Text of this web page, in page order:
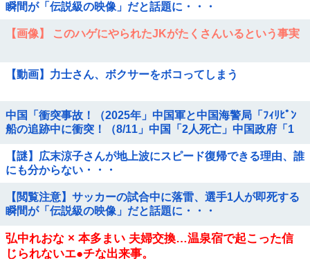
瞬間が「伝説級の映像」だと話題に・・・
【画像】 このハゲにやられたJKがたくさんいるという事実
【動画】力士さん、ボクサーをボコってしまう
中国「衝突事故！（2025年」中国軍と中国海警局「ﾌｨﾘﾋﾟﾝ
船の追跡中に衝突！（8/11」中国「2人死亡」中国政府「1
【謎】広末涼子さんが地上波にスピード復帰できる理由、誰
にも分からない・・・
【閲覧注意】サッカーの試合中に落雷、選手1人が即死する
瞬間が「伝説級の映像」だと話題に・・・
弘中れおな × 本多まい 夫婦交換…温泉宿で起こった信
じられないエ●チな出来事。